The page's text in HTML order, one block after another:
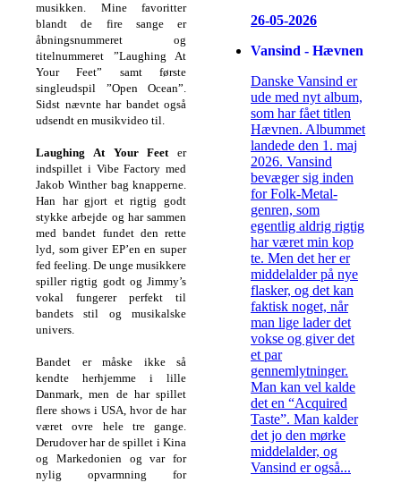
musikken. Mine favoritter
blandt de fire sange er
åbningsnummeret og
titelnummeret ”Laughing At
Your Feet” samt første
singleudspil ”Open Ocean”.
Sidst nævnte har bandet også
udsendt en musikvideo til.
Laughing At Your Feeter
indspillet i Vibe Factory med
Jakob Winther bag knapperne.
Han har gjort et rigtig godt
stykke arbejde og har sammen
med bandet fundet den rette
lyd, som giver EP’en en super
fed feeling. De unge musikkere
spiller rigtig godt og Jimmy’s
vokal fungerer perfekt til
bandets stil og musikalske
univers.
Bandet er måske ikke så
kendte herhjemme i lille
Danmark, men de har spillet
flere shows i USA, hvor de har
været ovre hele tre gange.
Derudover har de spillet i Kina
og Markedonien og var for
nylig opvarmning for
26-05-2026
Vansind - Hævnen
Danske Vansind er
ude med nyt album,
som har fået titlen
Hævnen. Albummet
landede den 1. maj
2026. Vansind
bevæger sig inden
for Folk-Metal-
genren, som
egentlig aldrig rigtig
har været min kop
te. Men det her er
middelalder på nye
flasker, og det kan
faktisk noget, når
man lige lader det
vokse og giver det
et par
gennemlytninger.
Man kan vel kalde
det en “Acquired
Taste”. Man kalder
det jo den mørke
middelalder, og
Vansind er også...